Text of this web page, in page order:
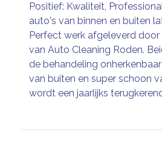
Positief: Kwaliteit,
auto's van binnen en buiten
Perfect werk afgeleverd door
van Auto Cleaning Roden.
de behandeling
van buiten en super schoon
wordt een jaarlijks